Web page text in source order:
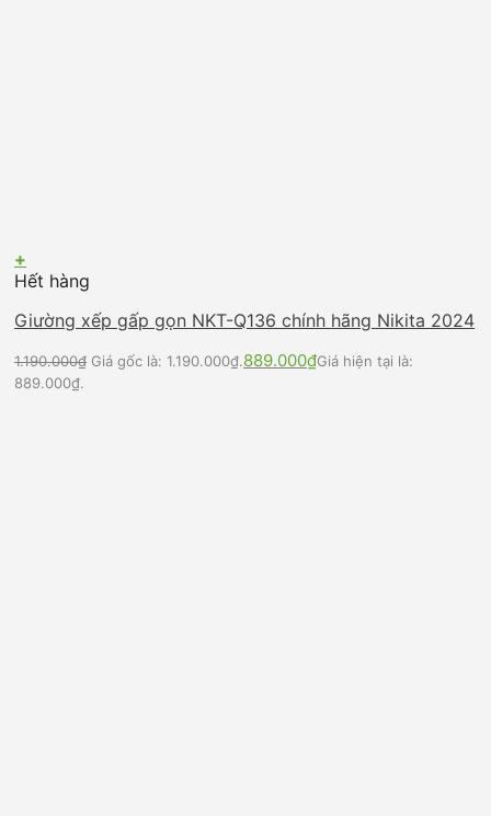
+
Hết hàng
Giường xếp gấp gọn NKT-Q136 chính hãng Nikita 2024
1.190.000₫ Giá gốc là: 1.190.000₫.889.000₫Giá hiện tại là:
889.000₫.